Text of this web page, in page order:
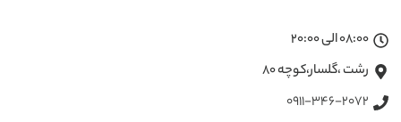
08:00 الی 20:00
رشت ،گلسار،کوچه ۸۰
0911-346-2072